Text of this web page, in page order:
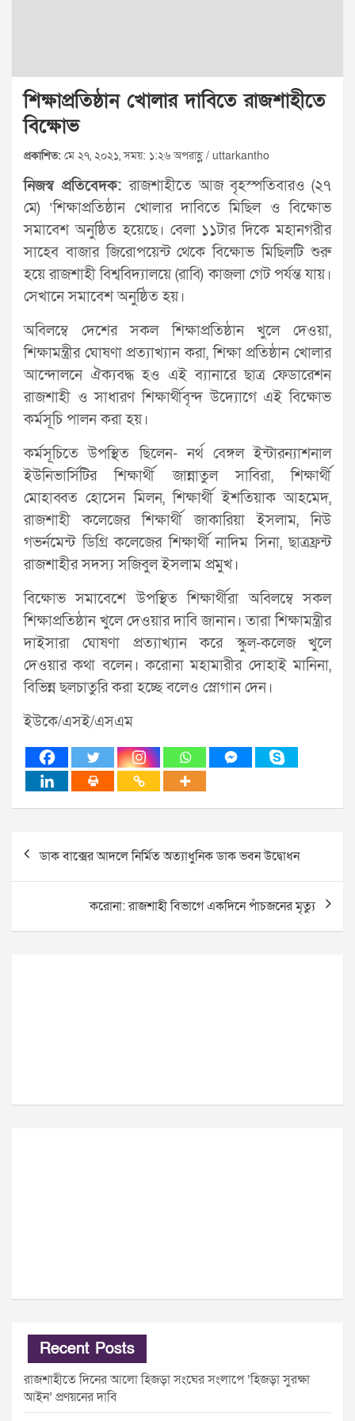
শিক্ষাপ্রতিষ্ঠান খোলার দাবিতে রাজশাহীতে
বিক্ষোভ
প্রকাশিত: মে ২৭, ২০২১, সময়: ১:২৬ অপরাহ্ণ / uttarkantho
নিজস্ব প্রতিবেদক:রাজশাহীতে আজ বৃহস্পতিবারও (২৭
মে) ‘শিক্ষাপ্রতিষ্ঠান খোলার দাবিতে মিছিল ও বিক্ষোভ
সমাবেশ অনুষ্ঠিত হয়েছে। বেলা ১১টার দিকে মহানগরীর
সাহেব বাজার জিরােপয়েন্ট থেকে বিক্ষোভ মিছিলটি শুরু
হয়ে রাজশাহী বিশ্ববিদ্যালয়ে (রাবি) কাজলা গেট পর্যন্ত যায়।
সেখানে সমাবেশ অনুষ্ঠিত হয়।
অবিলম্বে দেশের সকল শিক্ষাপ্রতিষ্ঠান খুলে দেওয়া,
শিক্ষামন্ত্রীর ঘােষণা প্রত্যাখ্যান করা, শিক্ষা প্রতিষ্ঠান খােলার
আন্দোলনে ঐক্যবদ্ধ হও এই ব্যানারে ছাত্র ফেডারেশন
রাজশাহী ও সাধারণ শিক্ষার্থীবৃন্দ উদ্যোগে এই বিক্ষোভ
কর্মসূচি পালন করা হয়।
কর্মসূচিতে উপস্থিত ছিলেন- নর্থ বেঙ্গল ইন্টারন্যাশনাল
ইউনিভার্সিটির শিক্ষার্থী জান্নাতুল সাবিরা, শিক্ষার্থী
মোহাব্বত হোসেন মিলন, শিক্ষার্থী ইশতিয়াক আহমেদ,
রাজশাহী কলেজের শিক্ষার্থী জাকারিয়া ইসলাম, নিউ
গভর্নমেন্ট ডিগ্রি কলেজের শিক্ষার্থী নাদিম সিনা, ছাত্রফ্রন্ট
রাজশাহীর সদস্য সজিবুল ইসলাম প্রমুখ।
বিক্ষোভ সমাবেশে উপস্থিত শিক্ষার্থীরা অবিলম্বে সকল
শিক্ষাপ্রতিষ্ঠান খুলে দেওয়ার দাবি জানান। তারা শিক্ষামন্ত্রীর
দাইসারা ঘোষণা প্রত্যাখ্যান করে স্কুল-কলেজ খুলে
দেওয়ার কথা বলেন। করোনা মহামারীর দোহাই মানিনা,
বিভিন্ন ছলচাতুরি করা হচ্ছে বলেও স্লোগান দেন।
ইউকে/এসই/এসএম
Post
navigation
ডাক বাক্সের আদলে নির্মিত অত্যাধুনিক ডাক ভবন উদ্বোধন
করোনা: রাজশাহী বিভাগে একদিনে পাঁচজনের মৃত্যু
Recent Posts
রাজশাহীতে দিনের আলো হিজড়া সংঘের সংলাপে ‘হিজড়া সুরক্ষা
আইন’ প্রণয়নের দাবি